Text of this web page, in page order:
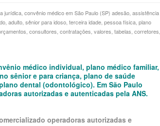
INDIVIDUAL
DE SAÚDE
SAÚDE INDIVIDUAL
INDIVIDUAL
DE SAÚDE
MEDICAL HEALTH PLANO DE SAÚDE FAMILIAR
PLENA PLANO DE SAÚDE FAMILIAR
SANTA HELENA PLANO DE SAÚDE FAMILIAR
SANTARIS PLANO DE SAÚDE FAMILIAR
SÃO MIGUEL PLANO DE SAÚDE FAMILIAR
MEDICAL
MED TOUR
QSAUDE
SANTA
SÃO MIGUEL
SAÚDE
DE SAÚDE
SUL - PLANO DE SAÚDE
PLANO DE SAÚDE
DE SAÚDE
A EMPRESA
CONVÊNIO PETS
REGRAS
INFORMAÇÃO
convênio médico em São Paulo (SP) adesão, assistência
adulto, sênior para idoso, terceira idade, pessoa física, plano
consultores, contratações, valores, tabelas, corretores,
médico individual, plano médico familiar,
sênior e para criança, plano de saúde
dental (odontológico). Em São Paulo
autorizadas e autenticadas pela ANS.
operadoras autorizadas e